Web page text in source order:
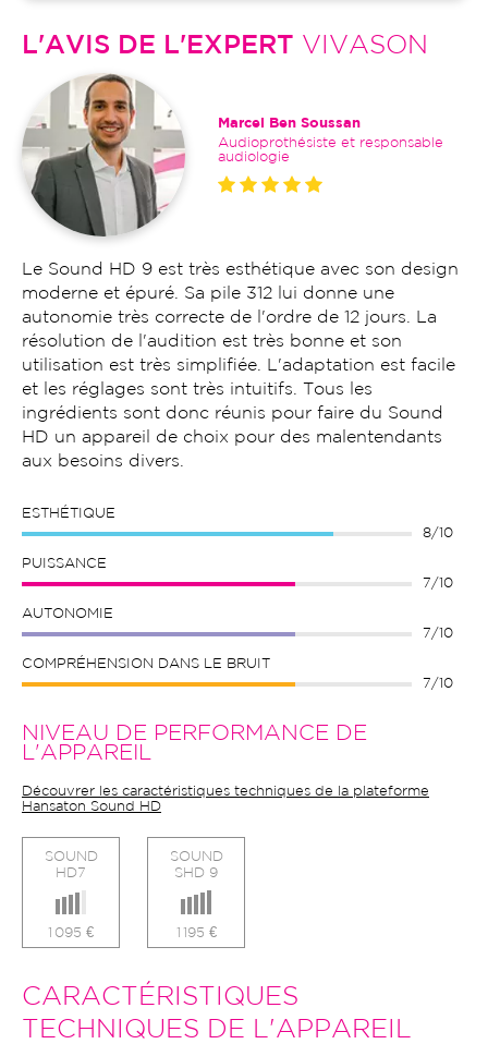
L'AVIS DE L'EXPERT VIVASON
Marcel Ben Soussan
Audioprothésiste et responsable
audiologie
Le Sound HD 9 est très esthétique avec son design
moderne et épuré. Sa pile 312 lui donne une
autonomie très correcte de l'ordre de 12 jours. La
résolution de l'audition est très bonne et son
utilisation est très simplifiée. L'adaptation est facile
et les réglages sont très intuitifs. Tous les
ingrédients sont donc réunis pour faire du Sound
HD un appareil de choix pour des malentendants
aux besoins divers.
ESTHÉTIQUE
8/10
PUISSANCE
7/10
AUTONOMIE
7/10
COMPRÉHENSION DANS LE BRUIT
7/10
NIVEAU DE PERFORMANCE DE
L'APPAREIL
Découvrer les caractéristiques techniques de la plateforme
Hansaton Sound HD
SOUND
HD7
1 095 €
SOUND
SHD 9
1 195 €
CARACTÉRISTIQUES
TECHNIQUES DE L'APPAREIL